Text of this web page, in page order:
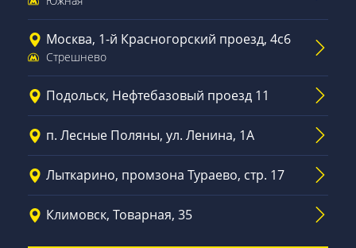
Москва, 1-й Красногорский проезд, 4с6
Стрешнево
Подольск, Нефтебазовый проезд 11
п. Лесные Поляны, ул. Ленина, 1А
Лыткарино, промзона Тураево, стр. 17
Климовск, Товарная, 35